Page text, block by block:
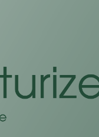
Buscar: